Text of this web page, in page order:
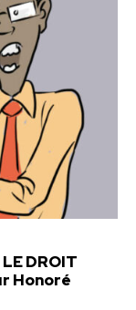
DROIT
Honoré